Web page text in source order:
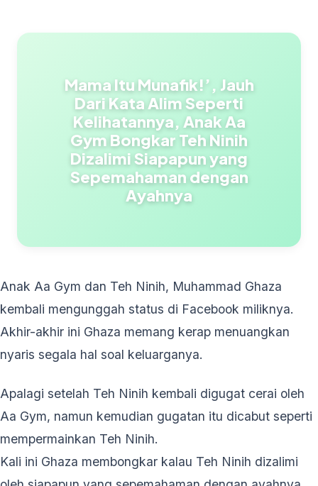
Mama Itu Munafik!’, Jauh
Dari Kata Alim Seperti
Kelihatannya, Anak Aa
Gym Bongkar Teh Ninih
Dizalimi Siapapun yang
Sepemahaman dengan
Ayahnya
Anak Aa Gym dan Teh Ninih, Muhammad Ghaza
kembali mengunggah status di Facebook miliknya.
Akhir-akhir ini Ghaza memang kerap menuangkan
nyaris segala hal soal keluarganya.
Apalagi setelah Teh Ninih kembali digugat cerai oleh
Aa Gym, namun kemudian gugatan itu dicabut seperti
mempermainkan Teh Ninih.
Kali ini Ghaza membongkar kalau Teh Ninih dizalimi